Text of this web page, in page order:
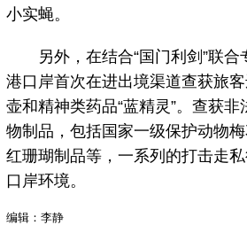
小实蝇。
另外，在结合“国门利剑”联合
港口岸首次在进出境渠道查获旅
壶和精神类药品“蓝精灵”。查获
物制品，包括国家一级保护动物梅
红珊瑚制品等，一系列的打击走
口岸环境。
编辑：李静